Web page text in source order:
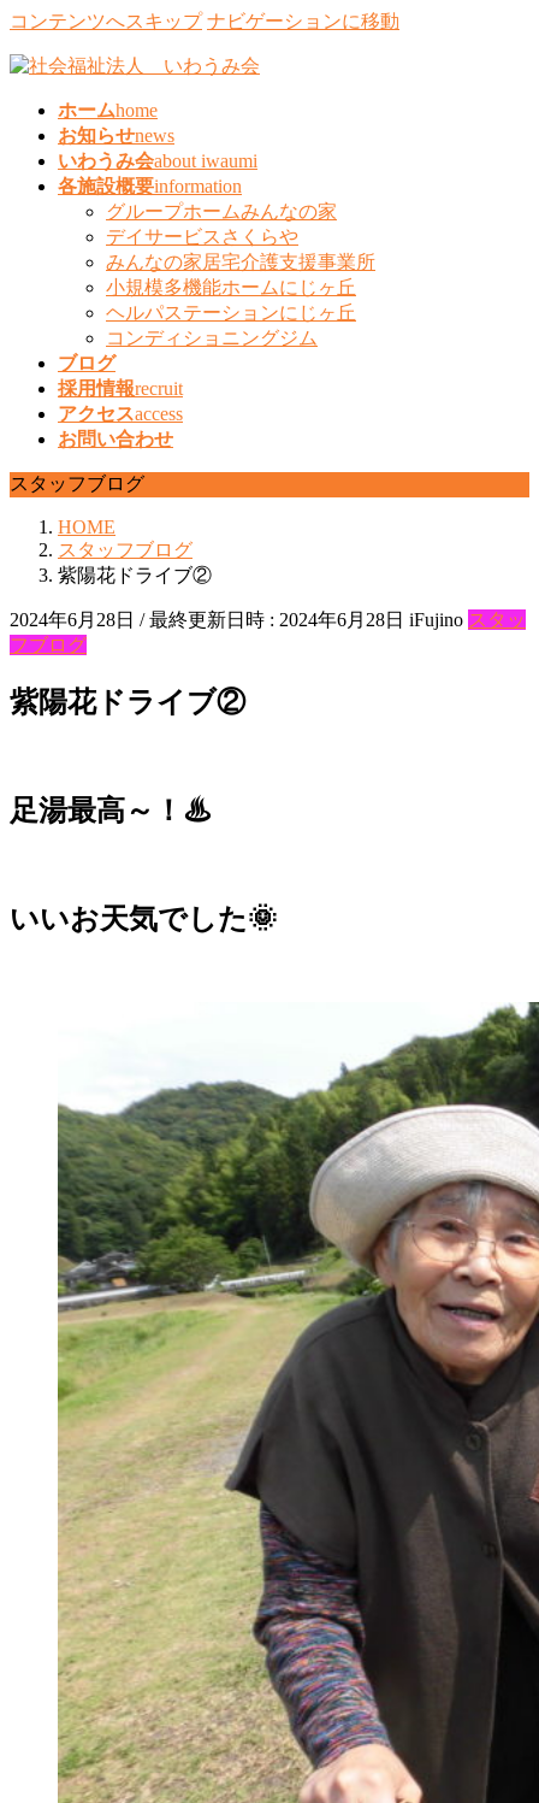
コンテンツへスキップ ナビゲーションに移動
ホームhome
お知らせnews
いわうみ会about iwaumi
各施設概要information
グループホームみんなの家
デイサービスさくらや
みんなの家居宅介護支援事業所
小規模多機能ホームにじヶ丘
ヘルパステーションにじヶ丘
コンディショニングジム
ブログ
採用情報recruit
アクセスaccess
お問い合わせ
スタッフブログ
HOME
スタッフブログ
紫陽花ドライブ②
2024年6月28日 / 最終更新日時 : 2024年6月28日 iFujino スタッ
フブログ
紫陽花ドライブ②
足湯最高～！♨
いいお天気でした🌞